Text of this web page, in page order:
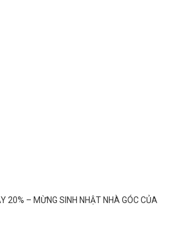
20% – MỪNG SINH NHẬT NHÀ GÓC CỦA